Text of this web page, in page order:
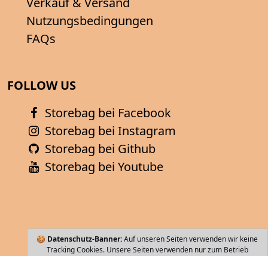
🍪 Datenschutz-Banner:Auf unseren Seiten verwenden wir keine
Tracking Cookies. Unsere Seiten verwenden nur zum Betrieb
Nutzungsbedingungen
FAQs
FOLLOW US
Storebag bei Facebook
Storebag bei Instagram
Storebag bei Github
Storebag bei Youtube